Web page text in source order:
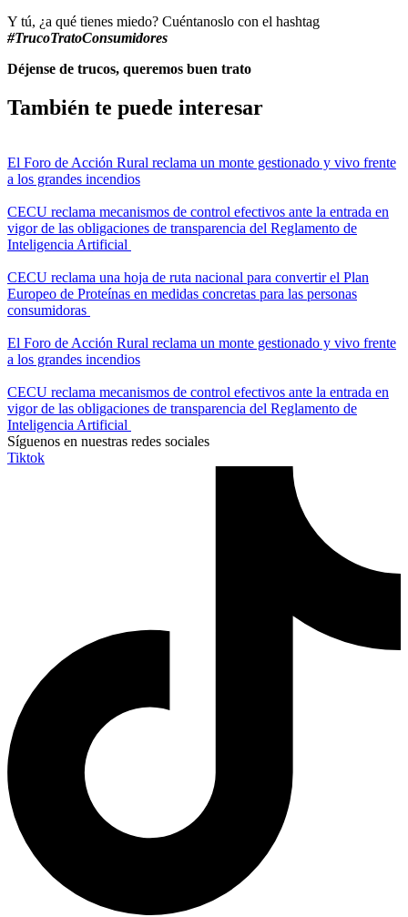
Y tú, ¿a qué tienes miedo? Cuéntanoslo con el hashtag
#TrucoTratoConsumidores
Déjense de trucos, queremos buen trato
También te puede interesar
El Foro de Acción Rural reclama un monte gestionado y vivo frente
a los grandes incendios
CECU reclama mecanismos de control efectivos ante la entrada en
vigor de las obligaciones de transparencia del Reglamento de
Inteligencia Artificial
CECU reclama una hoja de ruta nacional para convertir el Plan
Europeo de Proteínas en medidas concretas para las personas
consumidoras
El Foro de Acción Rural reclama un monte gestionado y vivo frente
a los grandes incendios
CECU reclama mecanismos de control efectivos ante la entrada en
vigor de las obligaciones de transparencia del Reglamento de
Inteligencia Artificial
Síguenos en nuestras redes sociales
Tiktok